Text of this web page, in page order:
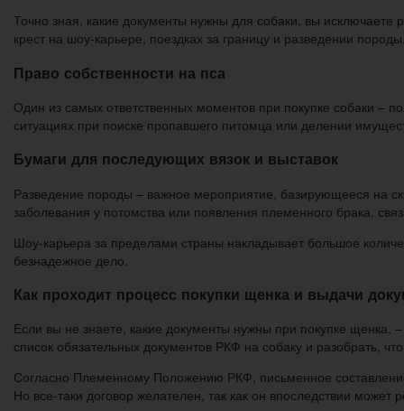
Точно зная, какие документы нужны для собаки, вы исключаете
крест на шоу-карьере, поездках за границу и разведении
Право собственности на пса
Один из самых ответственных моментов при покупке собаки –
ситуациях при поиске пропавшего питомца или делении
Бумаги для последующих вязок и выставок
Разведение породы – важное мероприятие, базирующееся на
заболевания у потомства или появления племенного брака,
Шоу-карьера за пределами страны накладывает большое
безнадежное дело.
Как проходит процесс покупки щенка и выдачи
Если вы не знаете, какие документы нужны при покупке
список обязательных документов РКФ на собаку и разобрать,
Согласно Племенному Положению РКФ, письменное
Но все-таки договор желателен, так как он впоследствии